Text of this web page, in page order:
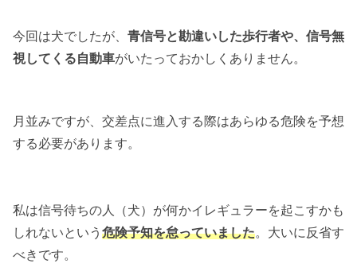
今回は犬でしたが、 青信号と勘違いした歩行者や、信号無
視してくる自動車がいたっておかしくありません。
月並みですが、交差点に進入する際はあらゆる危険を予想
する必要があります。
私は信号待ちの人（犬）が何かイレギュラーを起こすかも
しれないという 危険予知を怠っていました。大いに反省す
べきです。